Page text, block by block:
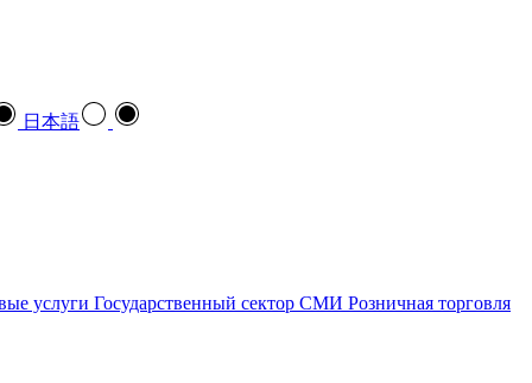
日本語
услуги Государственный сектор СМИ Розничная торговля